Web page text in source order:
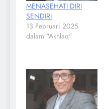
MENASEHATI DIRI
SENDIRI
13 Februari 2025
dalam "Akhlaq"